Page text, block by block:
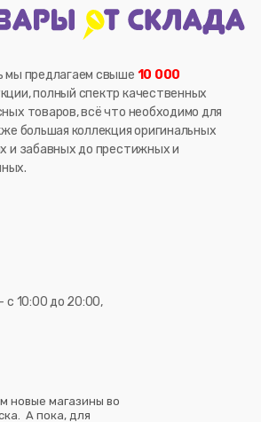
мы предлагаем свыше 10 000
полный спектр качественных
товаров, всё что необходимо для
большая коллекция оригинальных
и забавных до престижных и
с 10:00 до 20:00,
новые магазины во
А пока, для